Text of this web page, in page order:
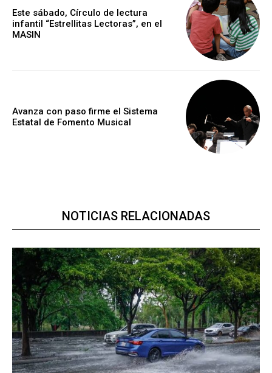
Este sábado, Círculo de lectura
infantil “Estrellitas Lectoras”, en el
MASIN
Avanza con paso firme el Sistema
Estatal de Fomento Musical
NOTICIAS RELACIONADAS